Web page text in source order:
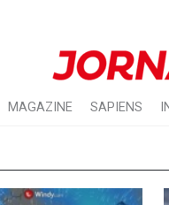
MAGAZINE SAPIENS